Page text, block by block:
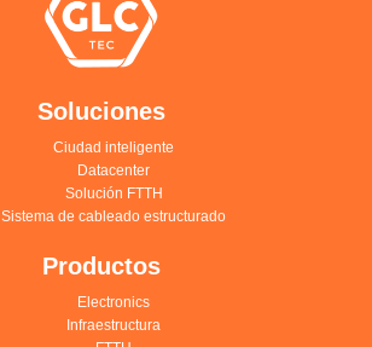
Soluciones
Ciudad inteligente
Datacenter
Solución FTTH
Sistema de cableado estructurado
Productos
Electronics
Infraestructura